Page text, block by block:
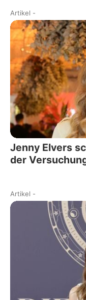
Artikel -
Jenny Elvers
der
Artikel -